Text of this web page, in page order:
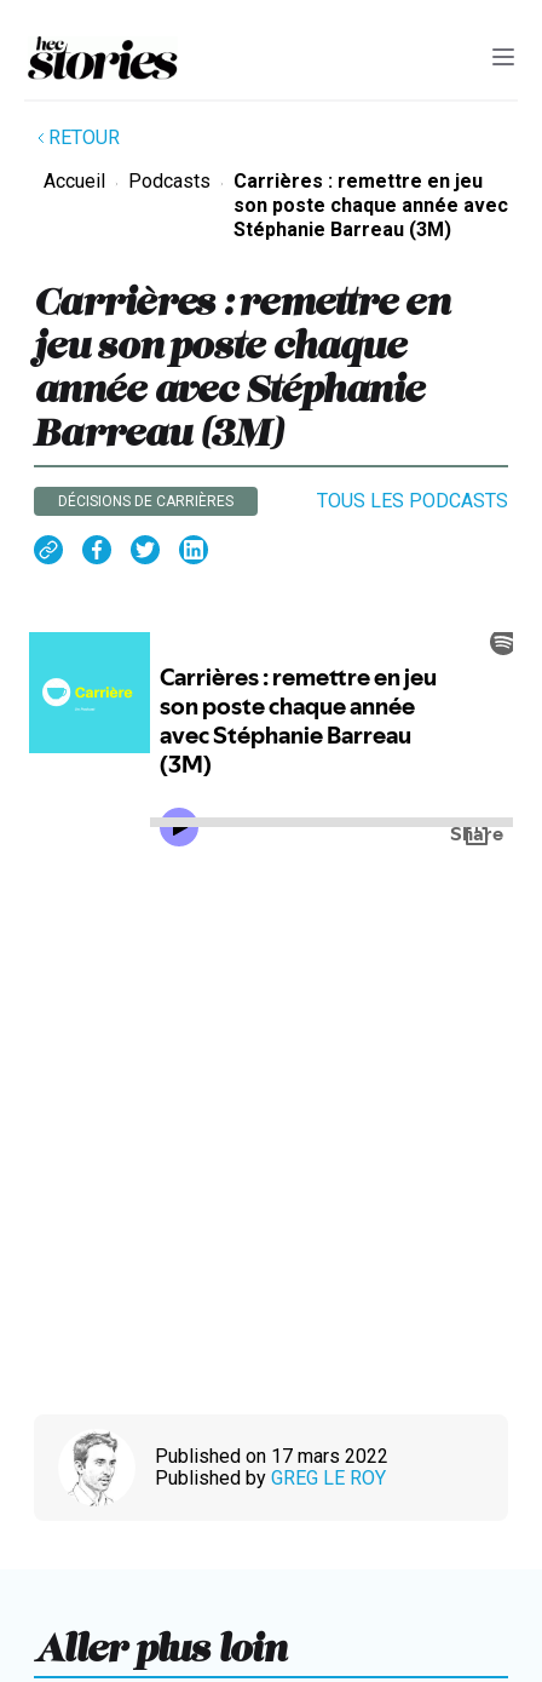
RETOUR
Accueil
Podcasts
Carrières : remettre en jeu
son poste chaque année avec
Stéphanie Barreau (3M)
Carrières : remettre en
jeu son poste chaque
année avec Stéphanie
Barreau (3M)
DÉCISIONS DE CARRIÈRES TOUS LES PODCASTS
Published on 17 mars 2022
Published by GREG LE ROY
Aller plus loin